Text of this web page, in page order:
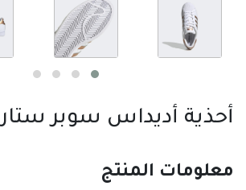
أحذية أديداس سوبر ستار
معلومات المنتج